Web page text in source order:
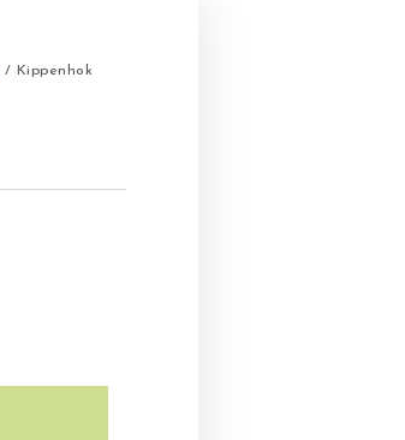
/ Kippenhok